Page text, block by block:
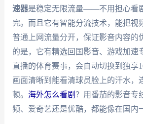
速器是稳定无限流量——不用担心看
完。而且它有智能分流技术，能把视
普通上网流量分开，保证影音内容的
的是，它有精选回国影音、游戏加速
直播的体育赛事，会自动切换到独享
画面清晰到能看清球员脸上的汗水，
顿。 海外怎么看剧 ？用番茄的影音专
频、爱奇艺还是优酷，都能像在国内